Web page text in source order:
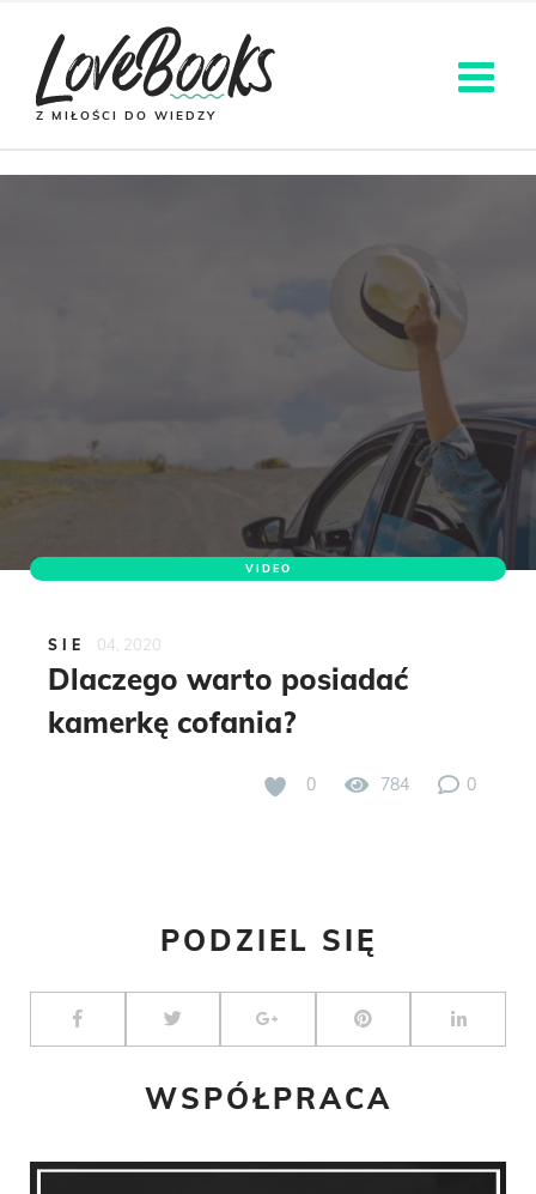
Z MIŁOŚCI DO WIEDZY
VIDEO
SIE 04, 2020
Dlaczego warto posiadać
kamerkę cofania?
0 784 0
PODZIEL SIĘ
WSPÓŁPRACA